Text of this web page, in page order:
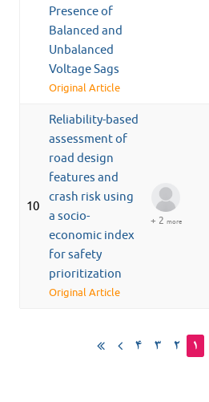
Presence of
Balanced and
Unbalanced
Voltage Sags
Original Article
10
Reliability-based
assessment of
road design
features and
crash risk using
a socio-
economic index
for safety
prioritization
Original Article
+ 2 more
۱ ۲ ۳ ۴